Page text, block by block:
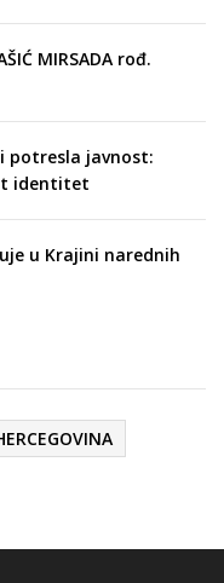
MIRSADA rođ.
potresla javnost:
identitet
u Krajini narednih